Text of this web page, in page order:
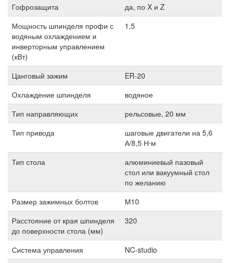
Гофрозащита
да, по X и Z
Мощность шпинделя профи с
водяным охлаждением и
инверторным управлением
(кВт)
1,5
Цанговый зажим
ER-20
Охлаждение шпинделя
водяное
Тип направляющих
рельсовые, 20 мм
Тип привода
шаговые двигатели на 5,6
А/8,5 Н⋅м
Тип стола
алюминиевый пазовый
стол или вакуумный стол
по желанию
Размер зажимных болтов
М10
Расстояние от края шпинделя
до поверхности стола (мм)
320
Система управления
NC-studio